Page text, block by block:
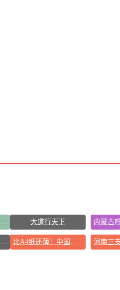
把党建设得更加坚强有力 大道行天下
打破国外垄断！中国重磅科技集中上新 比A4纸还薄！中国高端钢材密集突破